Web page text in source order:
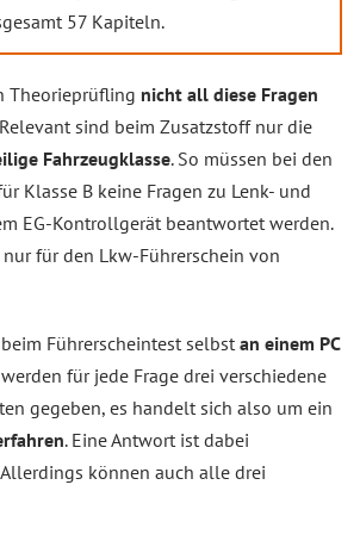
57 Kapiteln.
Theorieprüfling nicht all diese Fragen
sind beim Zusatzstoff nur die
Fahrzeugklasse. So müssen bei den
Klasse B keine Fragen zu Lenk- und
EG-Kontrollgerät beantwortet werden.
für den Lkw-Führerschein von
Führerscheintest selbst an einem PC
für jede Frage drei verschiedene
gegeben, es handelt sich also um ein
. Eine Antwort ist dabei
können auch alle drei